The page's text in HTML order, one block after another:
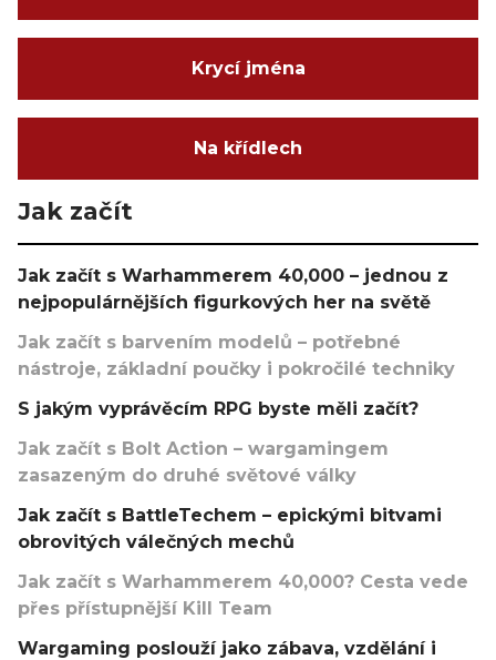
Krycí jména
Na křídlech
Jak začít
Jak začít s Warhammerem 40,000 – jednou z
nejpopulárnějších figurkových her na světě
Jak začít s barvením modelů – potřebné
nástroje, základní poučky i pokročilé techniky
S jakým vyprávěcím RPG byste měli začít?
Jak začít s Bolt Action – wargamingem
zasazeným do druhé světové války
Jak začít s BattleTechem – epickými bitvami
obrovitých válečných mechů
Jak začít s Warhammerem 40,000? Cesta vede
přes přístupnější Kill Team
Wargaming poslouží jako zábava, vzdělání i